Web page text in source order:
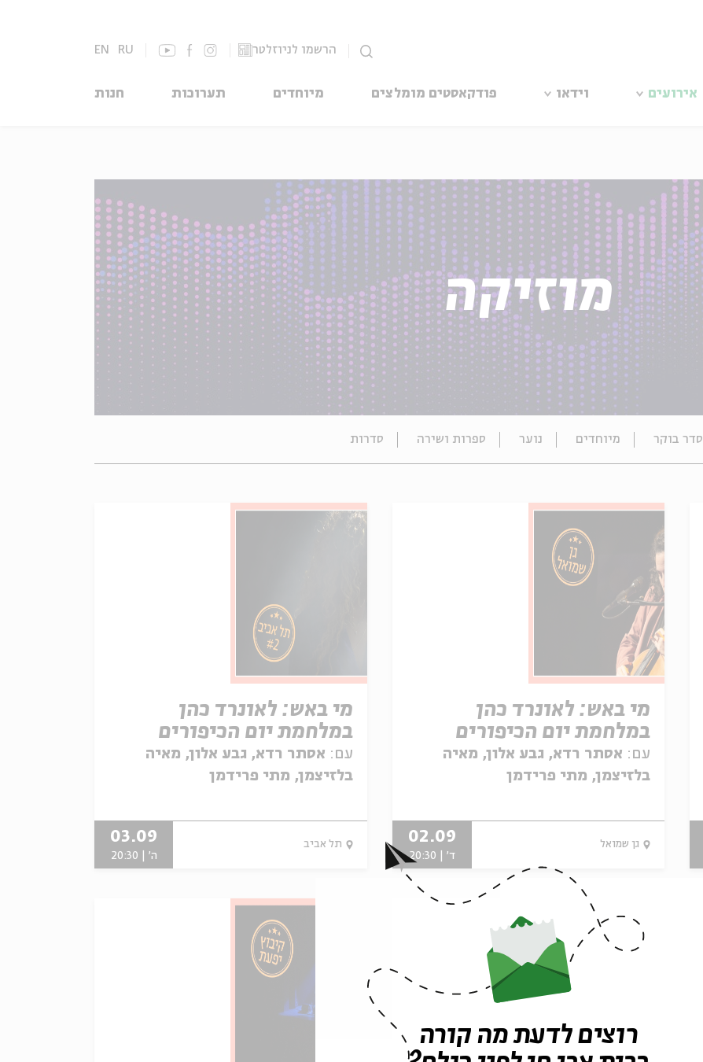
הרשמו לניוזלטר EN RU
אירועים וידאו פודקאסטים מומלצים מיוחדים תערוכות חנות
מוזיקה
סדר בוקר מיוחדים נוער ספרות ושירה סדרות
מי באש: לאונרד כהן
במלחמת יום הכיפורים
עם: אסתר רדא, גבע אלון, מאיה
בלזיצמן, מתי פרידמן
גן שמואל 02.09
ד' | 20:30
מי באש: לאונרד כהן
במלחמת יום הכיפורים
עם: אסתר רדא, גבע אלון, מאיה
בלזיצמן, מתי פרידמן
תל אביב 03.09
ה' | 20:30
רוצים לדעת מה קורה